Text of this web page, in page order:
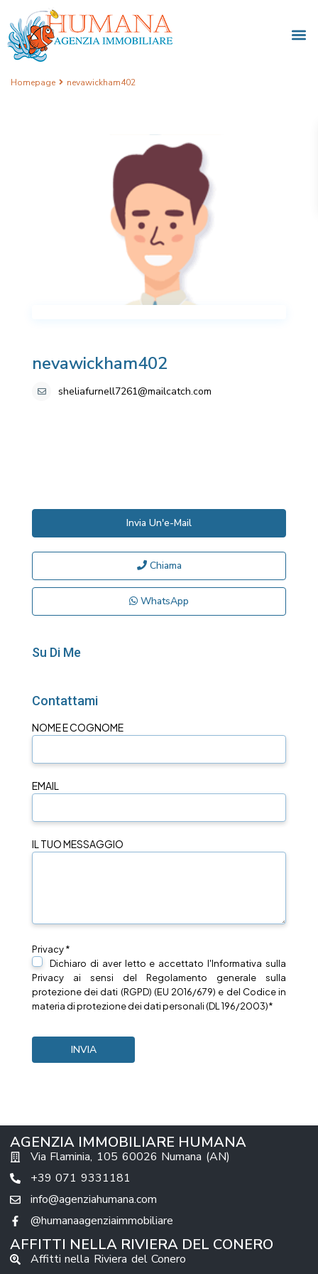
Homepage nevawickham402
nevawickham402
sheliafurnell7261@mailcatch.com
Invia Un'e-Mail
Chiama
WhatsApp
Su Di Me
Contattami
NOME E COGNOME
EMAIL
IL TUO MESSAGGIO
Privacy *
Dichiaro di aver letto e accettato l'Informativa sulla
Privacy ai sensi del Regolamento generale sulla
protezione dei dati (RGPD) (EU 2016/679) e del Codice in
materia di protezione dei dati personali (DL 196/2003)*
AGENZIA IMMOBILIARE HUMANA
Via Flaminia, 105 60026 Numana (AN)
+39 071 9331181
info@agenziahumana.com
@humanaagenziaimmobiliare
AFFITTI NELLA RIVIERA DEL CONERO
Affitti nella Riviera del Conero